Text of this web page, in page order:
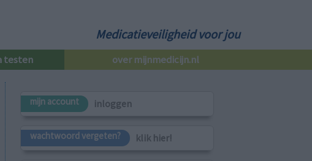
Medicatieveiligheid voor jou
testen over mijnmedicijn.nl
mijn account inloggen
wachtwoord vergeten? klik hier!